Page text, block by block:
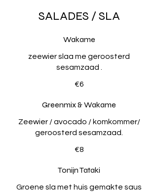
SALADES / SLA
Wakame
zeewier slaa me geroosterd
€6
Greenmix & Wakame
Zeewier / avocado / komkommer/
geroosterd sesamzaad.
€8
Tonijn Tataki
Groene sla met huis gemakte saus